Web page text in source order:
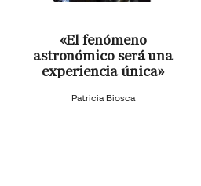
«El fenómeno
astronómico será una
experiencia única»
Patricia Biosca